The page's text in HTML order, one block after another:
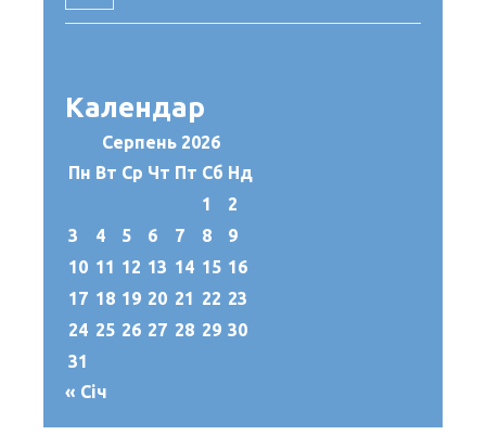
Календар
Серпень 2026
Пн Вт Ср Чт Пт Сб Нд
1
2
3
4 5 6 7 8
9
10 11 12 13 14 15 16
17 18 19 20 21 22 23
24 25 26 27 28 29 30
31
« Січ